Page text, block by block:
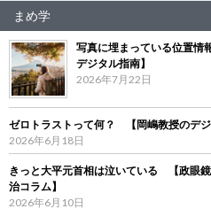
まめ学
写真に埋まっている位置
デジタル指南】
2026年7月22日
ゼロトラストって何？ 【岡嶋教授のデジ
2026年6月18日
きっと大平元首相は泣いている 【政眼
治コラム】
2026年6月10日